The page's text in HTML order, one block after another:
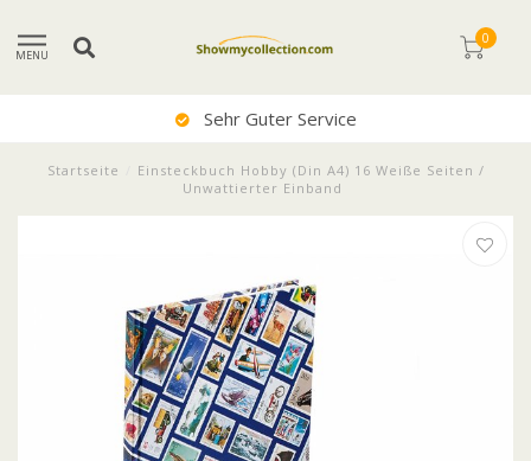
MENU
0
Sehr Guter Service
Startseite
Einsteckbuch Hobby (Din A4) 16 Weiße Seiten /
Unwattierter Einband